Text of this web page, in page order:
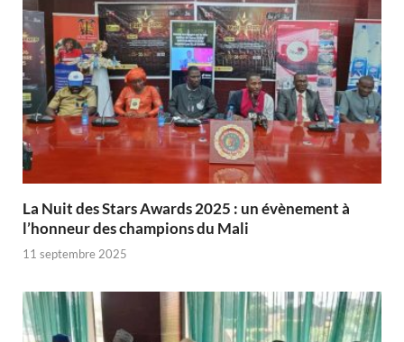
‎La Nuit des Stars Awards 2025 : un évènement à
l’honneur des champions du Mali
11 septembre 2025